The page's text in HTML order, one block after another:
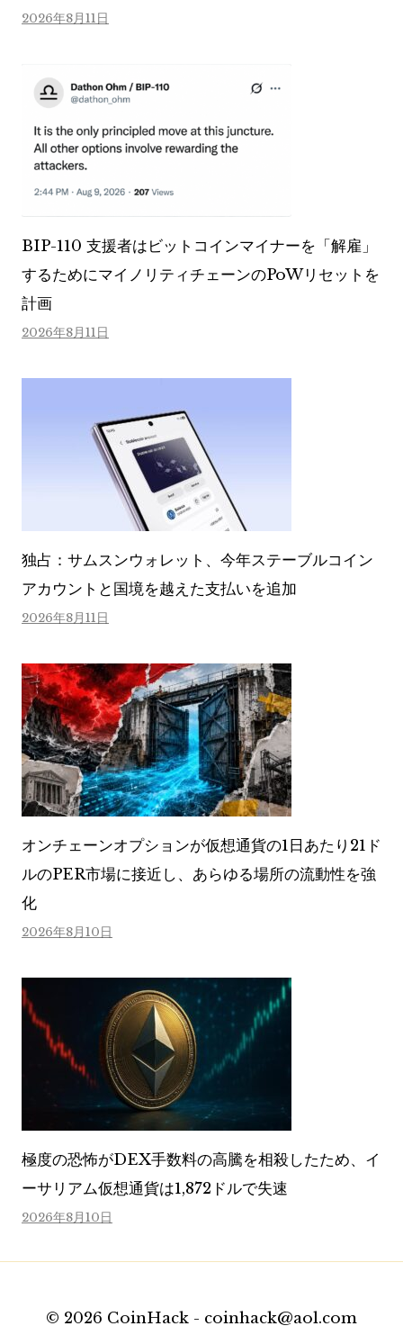
2026年8月11日
BIP-110 支援者はビットコインマイナーを「解雇」
するためにマイノリティチェーンのPoWリセットを
計画
2026年8月11日
独占：サムスンウォレット、今年ステーブルコイン
アカウントと国境を越えた支払いを追加
2026年8月11日
オンチェーンオプションが仮想通貨の1日あたり21ド
ルのPER市場に接近し、あらゆる場所の流動性を強
化
2026年8月10日
極度の恐怖がDEX手数料の高騰を相殺したため、イ
ーサリアム仮想通貨は1,872ドルで失速
2026年8月10日
© 2026 CoinHack - coinhack@aol.com